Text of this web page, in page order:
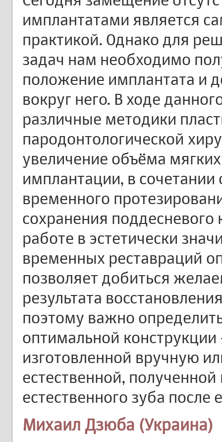
имплантатами является
практикой. Однако для
задач нам необходимо
положение имплантата и
вокруг него. В ходе
различные методики
пародонтологической
увеличение объёма
имплантации, в
временного
сохранения
работе в эстетически
временных реставраций
позволяет добиться
результата
поэтому важно
оптимальной конструкции
изготовленной вручную
естественной,
естественного зуба после
Михаил Дзюба (Украина)